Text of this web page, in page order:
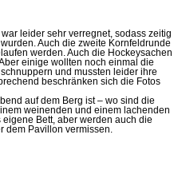
leider sehr verregnet, sodass zeitig
Auch die zweite Kornfeldrunde
werden. Auch die Hockeysachen
einige wollten noch einmal die
und mussten leider ihre
beschränken sich die Fotos
auf dem Berg ist – wo sind die
weinenden und einem lachenden
Bett, aber werden auch die
dem Pavillon vermissen.